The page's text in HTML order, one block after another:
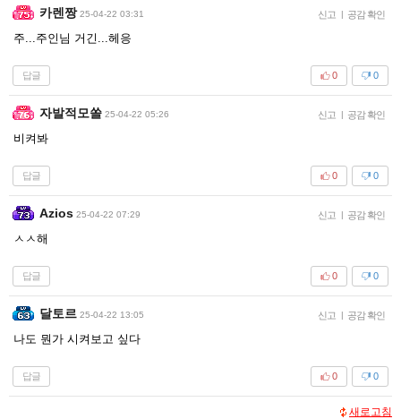
카렌짱 25-04-22 03:31 신고 | 공감 확인
주...주인님 거긴...헤응
답글 0
0
자발적모쏠 25-04-22 05:26 신고 | 공감 확인
비켜봐
답글 0
0
Azios 25-04-22 07:29 신고 | 공감 확인
ㅅㅅ해
답글 0
0
달토르 25-04-22 13:05 신고 | 공감 확인
나도 뭔가 시켜보고 싶다
답글 0
0
새로고침